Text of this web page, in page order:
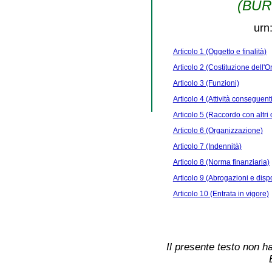
Articolo 1 (Oggetto e finalità)
Articolo 2 (Costituzione
Articolo 3 (Funzioni)
Articolo 4 (Attività
Articolo 5 (Raccordo con altri
Articolo 6 (Organizzazione)
Articolo 7 (Indennità)
Articolo 8 (Norma finanziaria)
Articolo 9 (Abrogazioni e
Articolo 10 (Entrata in vigore)
Il presente testo non